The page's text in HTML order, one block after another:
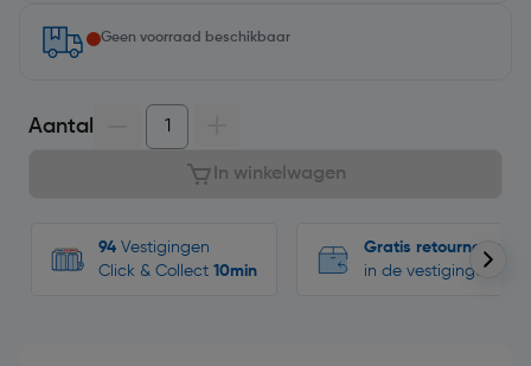
Geen voorraad beschikbaar
Aantal
In winkelwagen
94 Vestigingen
Click & Collect 10min
Gratis retourneren
in de vestigingen